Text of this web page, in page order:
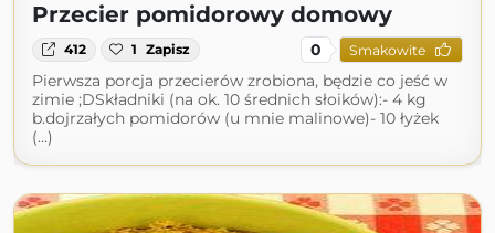
Przecier pomidorowy domowy
412 1 Zapisz 0 Smakowite
Pierwsza porcja przecierów zrobiona, będzie co jeść w
zimie ;DSkładniki (na ok. 10 średnich słoików):- 4 kg
b.dojrzałych pomidorów (u mnie malinowe)- 10 łyżek
(...)